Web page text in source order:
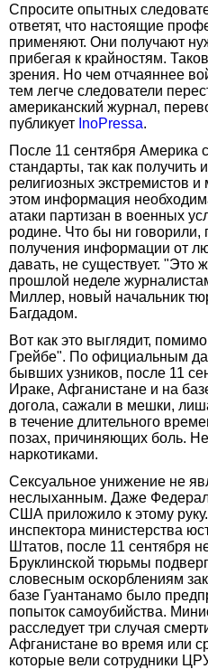
Спросите опытных
ответят, что настоящие
применяют. Они получают
прибегая к крайностям.
зрения. Но чем отчаяннее
тем легче следователи
американский журнал,
публикует InoPressa.
После 11 сентября Америка
стандарты, так как
религиозных экстремистов
этом информация
атаки партизан в военных
родине. Что бы ни говорили,
получения информации от
давать, не существует. "Это
прошлой неделе
Миллер, новый начальник
Багдадом.
Вот как это выглядит,
Грейбе". По официальным
бывших узников, после 11
Ираке, Афганистане и на
догола, сажали в мешки,
в течение длительного
позах, причиняющих боль.
наркотиками.
Сексуальное унижение не
неслыханным. Даже
США приложило к этому руку.
инспектора министерства
Штатов, после 11 сентября
Бруклинской тюрьмы
словесным оскорблениям
базе Гуантанамо было
попыток самоубийства.
расследует три случая
Афганистане во время или
которые вели сотрудники